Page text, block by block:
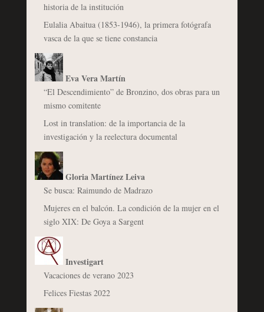
historia de la institución
Eulalia Abaitua (1853-1946), la primera fotógrafa
vasca de la que se tiene constancia
Eva Vera Martín
“El Descendimiento” de Bronzino, dos obras para un
mismo comitente
Lost in translation: de la importancia de la
investigación y la reelectura documental
Gloria Martínez Leiva
Se busca: Raimundo de Madrazo
Mujeres en el balcón. La condición de la mujer en el
siglo XIX: De Goya a Sargent
Investigart
Vacaciones de verano 2023
Felices Fiestas 2022